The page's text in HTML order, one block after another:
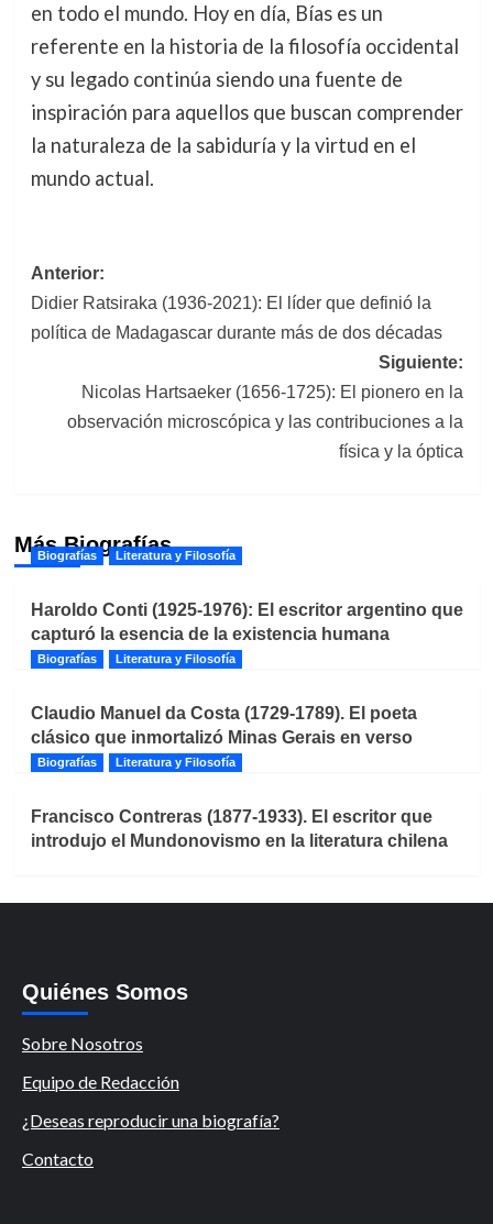
en todo el mundo. Hoy en día, Bías es un
referente en la historia de la filosofía occidental
y su legado continúa siendo una fuente de
inspiración para aquellos que buscan comprender
la naturaleza de la sabiduría y la virtud en el
mundo actual.
Navegación
de
Anterior:
Didier Ratsiraka (1936-2021): El líder que definió la
política de Madagascar durante más de dos décadas
Siguiente:
Nicolas Hartsaeker (1656-1725): El pionero en la
observación microscópica y las contribuciones a la
física y la óptica
Más Biografías
Biografías Literatura y Filosofía
Haroldo Conti (1925-1976): El escritor argentino que
capturó la esencia de la existencia humana
Biografías Literatura y Filosofía
Claudio Manuel da Costa (1729-1789). El poeta
clásico que inmortalizó Minas Gerais en verso
Biografías Literatura y Filosofía
Francisco Contreras (1877-1933). El escritor que
introdujo el Mundonovismo en la literatura chilena
Quiénes Somos
Sobre Nosotros
Equipo de Redacción
¿Deseas reproducir una biografía?
Contacto